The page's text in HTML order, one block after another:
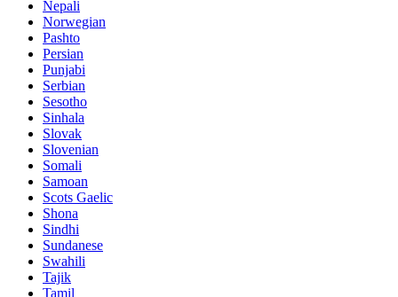
Nepali
Norwegian
Pashto
Persian
Punjabi
Serbian
Sesotho
Sinhala
Slovak
Slovenian
Somali
Samoan
Scots Gaelic
Shona
Sindhi
Sundanese
Swahili
Tajik
Tamil